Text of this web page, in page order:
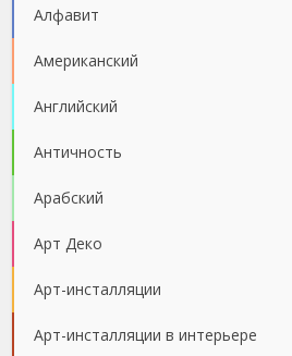
Алфавит
Американский
Английский
Античность
Арабский
Арт Деко
Арт-инсталляции
Арт-инсталляции в интерьере